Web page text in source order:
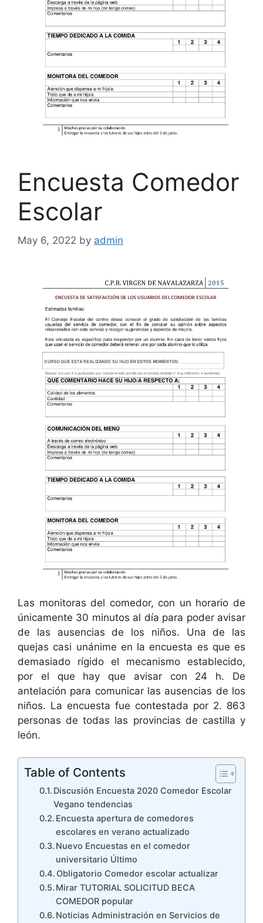
Encuesta Comedor
Escolar
May 6, 2022 by admin
Las monitoras del comedor, con un horario de
únicamente 30 minutos al día para poder avisar
de las ausencias de los niños. Una de las
quejas casi unánime en la encuesta es que es
demasiado rígido el mecanismo establecido,
por el que hay que avisar con 24 h. De
antelación para comunicar las ausencias de los
niños. La encuesta fue contestada por 2. 863
personas de todas las provincias de castilla y
león.
Table of Contents
Discusión Encuesta 2020 Comedor Escolar
Vegano tendencias
Encuesta apertura de comedores
escolares en verano actualizado
Nuevo Encuestas en el comedor
universitario Último
Obligatorio Comedor escolar actualizar
Mirar TUTORIAL SOLICITUD BECA
COMEDOR popular
Noticias Administración en Servicios de